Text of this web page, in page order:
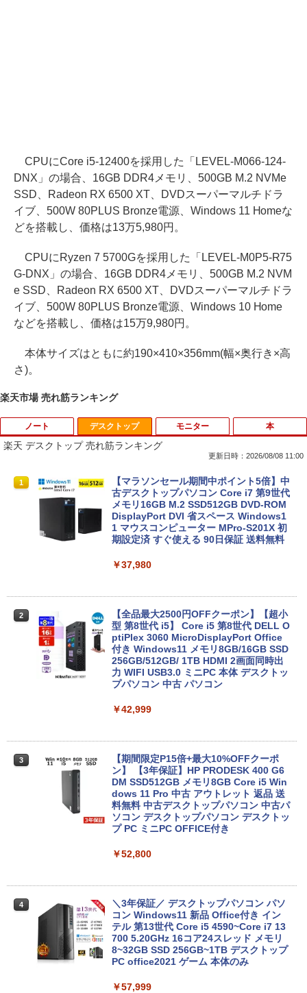
CPUにCore i5-12400を採用した「LEVEL-M066-124-
DNX」の場合、16GB DDR4メモリ、500GB M.2 NVMe
SSD、Radeon RX 6500 XT、DVDスーパーマルチドラ
イブ、500W 80PLUS Bronze電源、Windows 11 Homeな
どを搭載し、価格は13万5,980円。
CPUにRyzen 7 5700Gを採用した「LEVEL-M0P5-R75
G-DNX」の場合、16GB DDR4メモリ、500GB M.2 NVM
e SSD、Radeon RX 6500 XT、DVDスーパーマルチドラ
イブ、500W 80PLUS Bronze電源、Windows 10 Home
などを搭載し、価格は15万9,980円。
本体サイズはともに約190×410×356mm(幅×奥行き×高
さ)。
楽天市場 売れ筋ランキング
ノート
1
【法人限定】バッファロー WLE-OP-AC
12C2 WLE-OP-AC12C後継品 エアステ
ーション プロ用 12V ACアダプター
￥3,570
SSD256GB/512GB/1TB選択可 12型 無
線LAN HDMI 軽量 モバイル ビジネス 在
宅勤務 学生向け
￥12,980
【ポイント10倍 期間限定】dynabook K
dows 11 頑丈設計 2in1 タブレットPC
(タッチペン非付属)【整備済み中古品】
￥16,700
-Fi】ノートパソコン 15.6インチ SSD128
ソコン 中古ノートPC 中古PC SSD1TB
メモリ16GB 中古パソコン レノボ
￥21,800
【中古パソコン】Microsoft Surface Go
デスクトップ
楽天 デスクトップ 売れ筋ランキング
更新日時：2026/08/08 11:00
1
【マラソンセール期間中ポイント5倍】中
古デスクトップパソコン Core i7 第9世代
メモリ16GB M.2 SSD512GB DVD-ROM
DisplayPort DVI 省スペース Windows1
1 マウスコンピューター MPro-S201X 初
期設定済 すぐ使える 90日保証 送料無料
￥37,980
2
【全品最大2500円OFFクーポン】【超小
型 第8世代 i5】 Core i5 第8世代 DELL O
ptiPlex 3060 MicroDisplayPort Office
付き Windows11 メモリ8GB/16GB SSD
256GB/512GB/ 1TB HDMI 2画面同時出
力 WIFI USB3.0 ミニPC 本体 デスクトッ
プパソコン 中古 パソコン
￥42,999
3
【期間限定P15倍+最大10%OFFクーポ
ン】 【3年保証】HP PRODESK 400 G6
DM SSD512GB メモリ8GB Core i5 Win
dows 11 Pro 中古 アウトレット 返品 送
料無料 中古デスクトップパソコン 中古パ
ソコン デスクトップパソコン デスクトッ
プ PC ミニPC OFFICE付き
￥52,800
4
＼3年保証／ デスクトップパソコン パソ
コン Windows11 新品 Office付き イン
テル 第13世代 Core i5 4590~Core i7 13
700 5.20GHz 16コア24スレッド メモリ
8~32GB SSD 256GB~1TB デスクトップ
PC office2021 ゲーム 本体のみ
￥57,999
モニター 本